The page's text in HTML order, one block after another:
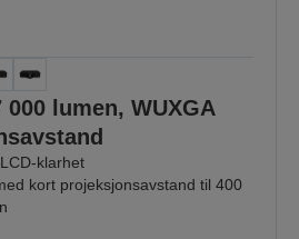
000 lumen, WUXGA
klarhet
kort projeksjonsavstand til 400